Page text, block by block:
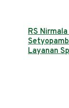
RS
Layanan